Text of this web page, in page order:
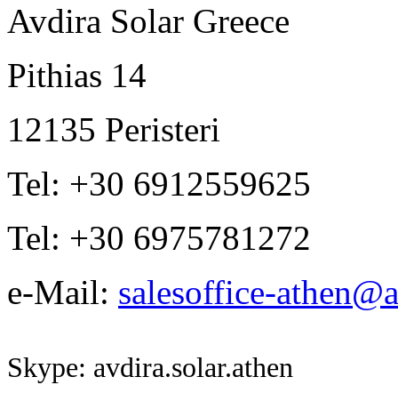
Avdira Solar Greece
Pithias 14
12135 Peristeri
Tel: +30 6912559625
Tel: +30 6975781272
e-Mail: salesoffice-
Skype: avdira.solar.athen